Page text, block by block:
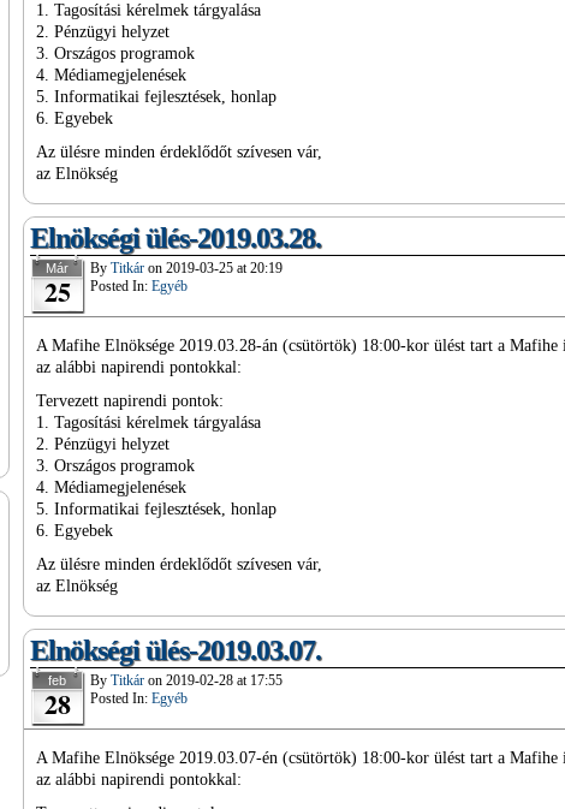
1. Tagosítási kérelmek tárgyalása
2. Pénzügyi helyzet
3. Országos programok
4. Médiamegjelenések
5. Informatikai fejlesztések, honlap
6. Egyebek
Az ülésre minden érdeklődőt szívesen vár,
az Elnökség
Elnökségi ülés-2019.03.28.
Már
25
ByTitkár on2019-03-25 at20:19
Posted In:Egyéb
A Mafihe Elnöksége 2019.03.28-án (csütörtök) 18:00-kor ülést tart a Mafihe
az alábbi napirendi pontokkal:
Tervezett napirendi pontok:
1. Tagosítási kérelmek tárgyalása
2. Pénzügyi helyzet
3. Országos programok
4. Médiamegjelenések
5. Informatikai fejlesztések, honlap
6. Egyebek
Az ülésre minden érdeklődőt szívesen vár,
az Elnökség
Elnökségi ülés-2019.03.07.
feb
28
ByTitkár on2019-02-28 at 17:55
Posted In:Egyéb
A Mafihe Elnöksége 2019.03.07-én (csütörtök) 18:00-kor ülést tart a Mafihe
az alábbi napirendi pontokkal: